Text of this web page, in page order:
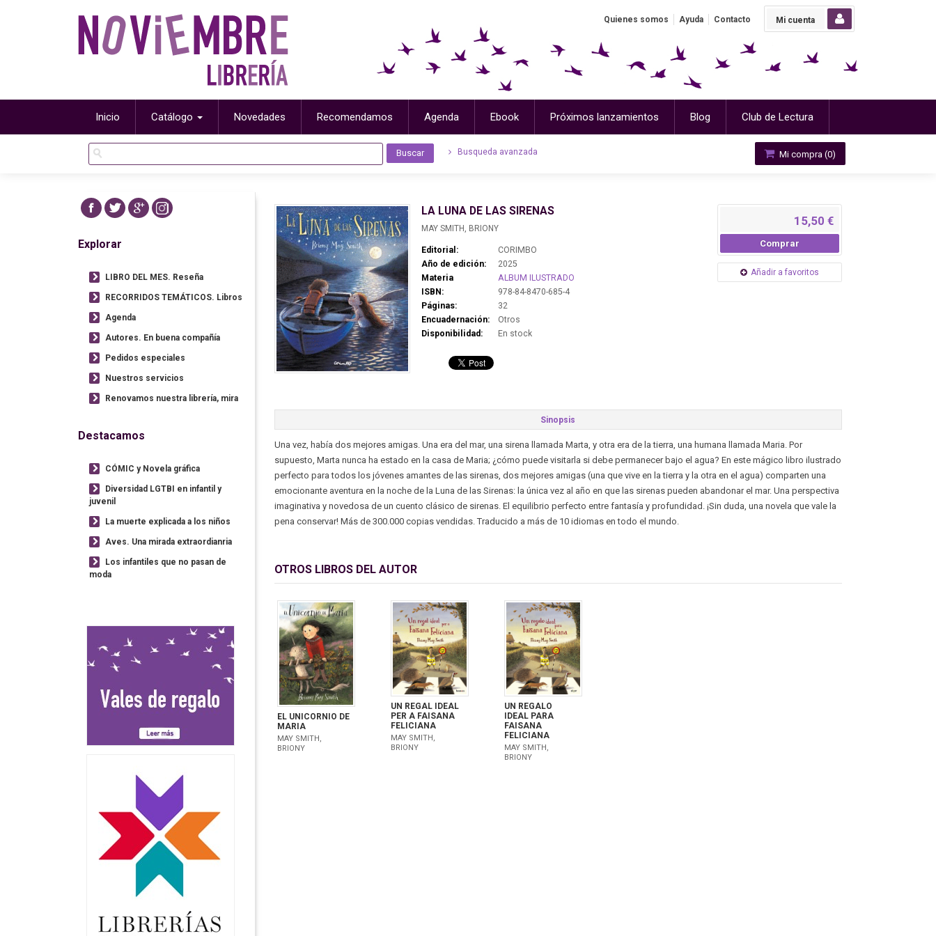
Mi cuenta
Quienes somos Ayuda Contacto
Inicio Catálogo Novedades Recomendamos Agenda Ebook Próximos lanzamientos Blog Club de Lectura
Busqueda avanzada Mi compra (0)
LA LUNA DE LAS SIRENAS
MAY SMITH, BRIONY
Editorial:
CORIMBO
Año de edición:
2025
Materia
ALBUM ILUSTRADO
ISBN:
978-84-8470-685-4
Páginas:
32
Encuadernación:
Otros
Disponibilidad:
En stock
15,50 €
Comprar
Añadir a favoritos
Sinopsis
Una vez, había dos mejores amigas. Una era del mar, una sirena llamada Marta, y otra era de la tierra, una humana llamada Maria. Por
supuesto, Marta nunca ha estado en la casa de Maria; ¿cómo puede visitarla si debe permanecer bajo el agua? En este mágico libro ilustrado
perfecto para todos los jóvenes amantes de las sirenas, dos mejores amigas (una que vive en la tierra y la otra en el agua) comparten una
emocionante aventura en la noche de la Luna de las Sirenas: la única vez al año en que las sirenas pueden abandonar el mar. Una perspectiva
imaginativa y novedosa de un cuento clásico de sirenas. El equilibrio perfecto entre fantasía y profundidad. ¡Sin duda, una novela que vale la
pena conservar! Más de 300.000 copias vendidas. Traducido a más de 10 idiomas en todo el mundo.
OTROS LIBROS DEL AUTOR
EL UNICORNIO DE
MARIA
MAY SMITH,
BRIONY
UN REGAL IDEAL
PER A FAISANA
FELICIANA
MAY SMITH,
BRIONY
UN REGALO
IDEAL PARA
FAISANA
FELICIANA
MAY SMITH,
BRIONY
Explorar
LIBRO DEL MES. Reseña
RECORRIDOS TEMÁTICOS. Libros
Agenda
Autores. En buena compañía
Pedidos especiales
Nuestros servicios
Renovamos nuestra librería, mira
Destacamos
CÓMIC y Novela gráfica
Diversidad LGTBI en infantil y
juvenil
La muerte explicada a los niños
Aves. Una mirada extraordianria
Los infantiles que no pasan de
moda